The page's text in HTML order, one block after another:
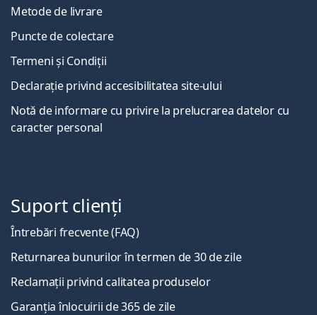
Metode de livrare
Puncte de colectare
Termeni și Condiții
Declarație privind accesibilitatea site-ului
Notă de informare cu privire la prelucrarea datelor cu
caracter personal
Suport clienți
Întrebări frecvente (FAQ)
Returnarea bunurilor în termen de 30 de zile
Reclamații privind calitatea produselor
Garanția înlocuirii de 365 de zile